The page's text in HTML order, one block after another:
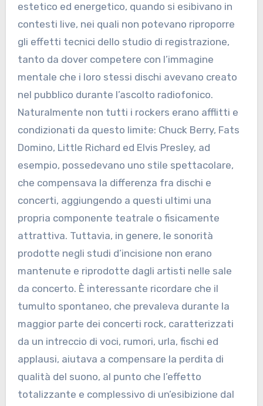
estetico ed energetico, quando si esibivano in
contesti live, nei quali non potevano riproporre
gli effetti tecnici dello studio di registrazione,
tanto da dover competere con l’immagine
mentale che i loro stessi dischi avevano creato
nel pubblico durante l’ascolto radiofonico.
Naturalmente non tutti i rockers erano afflitti e
condizionati da questo limite: Chuck Berry, Fats
Domino, Little Richard ed Elvis Presley, ad
esempio, possedevano uno stile spettacolare,
che compensava la differenza fra dischi e
concerti, aggiungendo a questi ultimi una
propria componente teatrale o fisicamente
attrattiva. Tuttavia, in genere, le sonorità
prodotte negli studi d’incisione non erano
mantenute e riprodotte dagli artisti nelle sale
da concerto. È interessante ricordare che il
tumulto spontaneo, che prevaleva durante la
maggior parte dei concerti rock, caratterizzati
da un intreccio di voci, rumori, urla, fischi ed
applausi, aiutava a compensare la perdita di
qualità del suono, al punto che l’effetto
totalizzante e complessivo di un’esibizione dal